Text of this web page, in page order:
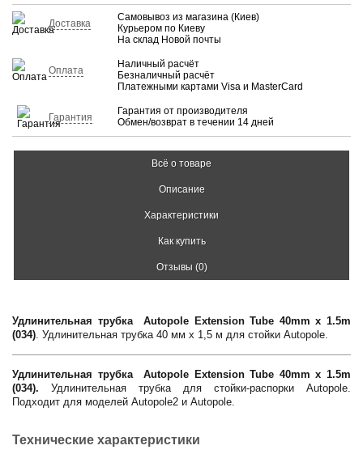
Доставка
Самовывоз из магазина (Киев)
Курьером по Киеву
На склад Новой почты
Оплата
Наличный расчёт
Безналичный расчёт
Платежными картами Visa и MasterCard
Гарантия
Гарантия от производителя
Обмен/возврат в течении 14 дней
Всё о товаре
Описание
Характеристики
Как купить
Отзывы (0)
Удлинительная трубка Autopole Extension Tube 40mm x 1.5m
(034). Удлинительная трубка 40 мм х 1,5 м для стойки Autopole.
Удлинительная трубка Autopole Extension Tube 40mm x 1.5m
(034). Удлинительная трубка для стойки-распорки Autopole.
Подходит для моделей Autopole2 и Autopole.
Технические характеристики